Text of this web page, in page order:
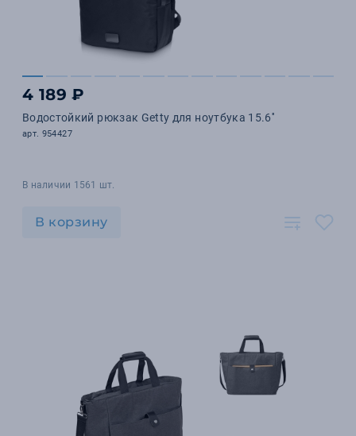
4 189 ₽
Водостойкий рюкзак Getty для ноутбука 15.6''
арт. 954427
В наличии 1561 шт.
В корзину